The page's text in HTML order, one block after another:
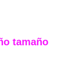
tamaño